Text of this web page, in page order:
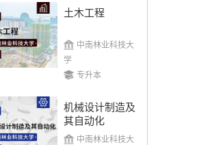
土木工程
中南林业科技大
学
专升本
机械设计制造及
其自动化
中南林业科技大